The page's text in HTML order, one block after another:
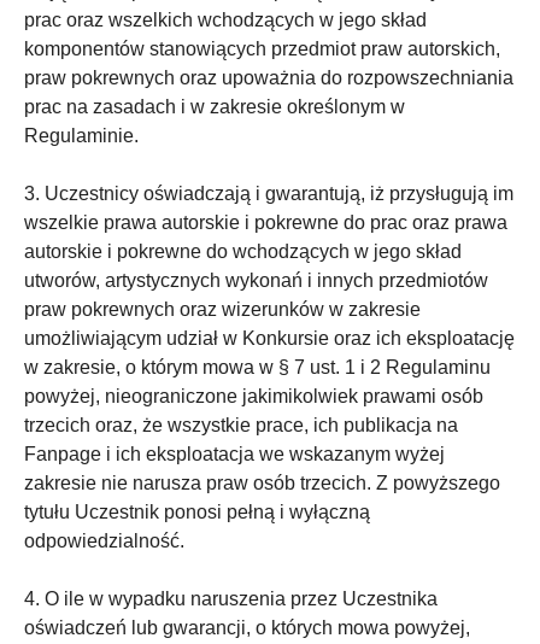
prac oraz wszelkich wchodzących w jego skład
komponentów stanowiących przedmiot praw autorskich,
praw pokrewnych oraz upoważnia do rozpowszechniania
prac na zasadach i w zakresie określonym w
Regulaminie.
3. Uczestnicy oświadczają i gwarantują, iż przysługują im
wszelkie prawa autorskie i pokrewne do prac oraz prawa
autorskie i pokrewne do wchodzących w jego skład
utworów, artystycznych wykonań i innych przedmiotów
praw pokrewnych oraz wizerunków w zakresie
umożliwiającym udział w Konkursie oraz ich eksploatację
w zakresie, o którym mowa w § 7 ust. 1 i 2 Regulaminu
powyżej, nieograniczone jakimikolwiek prawami osób
trzecich oraz, że wszystkie prace, ich publikacja na
Fanpage i ich eksploatacja we wskazanym wyżej
zakresie nie narusza praw osób trzecich. Z powyższego
tytułu Uczestnik ponosi pełną i wyłączną
odpowiedzialność.
4. O ile w wypadku naruszenia przez Uczestnika
oświadczeń lub gwarancji, o których mowa powyżej,